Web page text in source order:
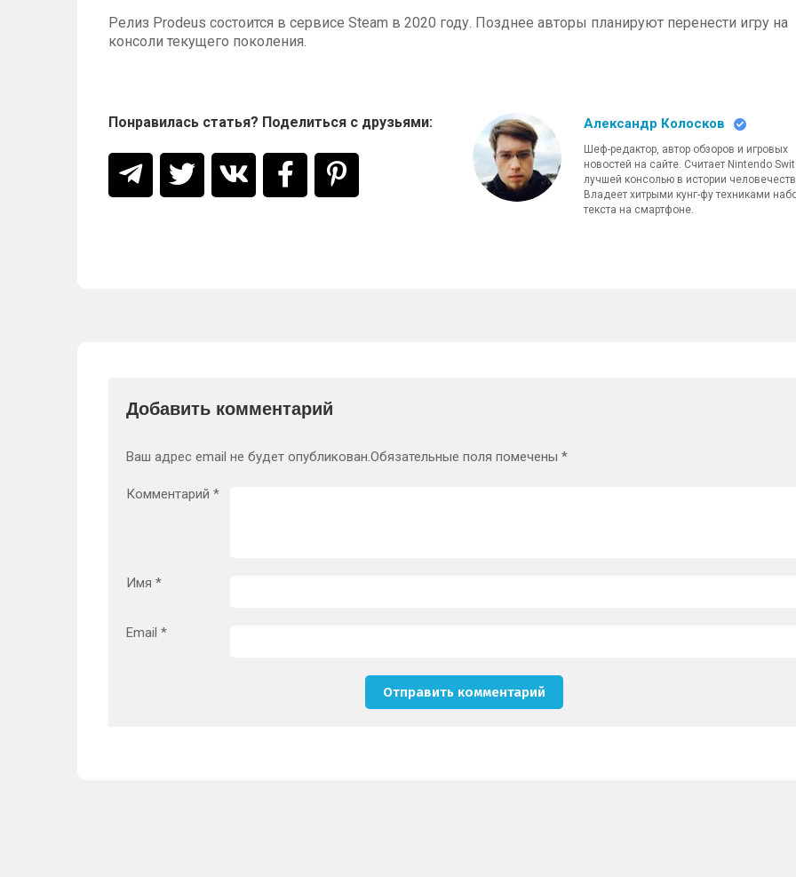
Релиз Prodeus состоится в сервисе Steam в 2020 году. Позднее авторы планируют перенести игру на
консоли текущего поколения.
Понравилась статья? Поделиться с друзьями: Александр Колосков
Шеф-редактор, автор обзоров и игровых
новостей на сайте. Считает Nintendo
лучшей консолью в истории
Владеет хитрыми кунг-фу техниками
текста на смартфоне.
Добавить комментарий
Ваш адрес email не будет опубликован.Обязательные поля помечены *
Комментарий *
Имя *
Email *